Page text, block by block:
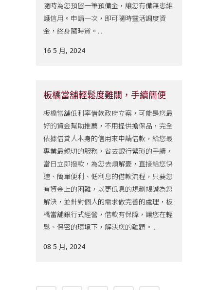
隨時為您預留一筆預備金，讓您有備無患維
護信用。申請一次，即可隨時靈活調度資
金，終身隨時貸。...
16 5 月, 2024
板橋當舖輕鬆度難關，手續簡便
板橋當舖低利率借款政府立案，可能是您最
好的資金幫助推薦，不用提供擔保品，完全
依據借貸人本身的信用來申請借款，給您最
專業最親切的服務，省去銀行繁瑣的手續，
當日立即撥款，為您去煩解憂，直接給您快
速、簡單便利、低利息的借款流程，只要您
有資金上的困難，以更低息的規劃竭誠為您
解決，並針對個人的需求做完善的處理，板
橋當舖銀行式經營，借款有保障，讓您在輕
鬆、保密的環境下，解決您的難題。...
08 5 月, 2024